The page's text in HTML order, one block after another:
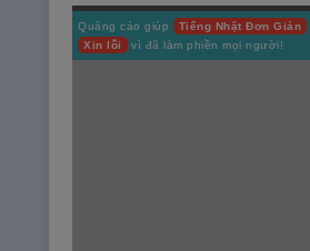
Quảng cáo giúp Tiếng Nhật Đơn Giản
Xin lỗi
vì đã làm phiền mọi người!